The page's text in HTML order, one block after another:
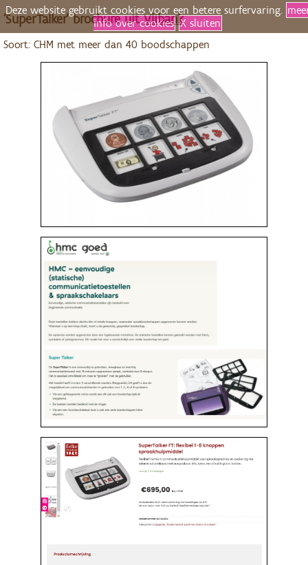
'SuperTalker' brochure uitVlibank
Soort: CHM met meer dan 40 boodschappen
Deze website gebruikt cookies voor een betere surfervaring.
info over cookies X sluiten